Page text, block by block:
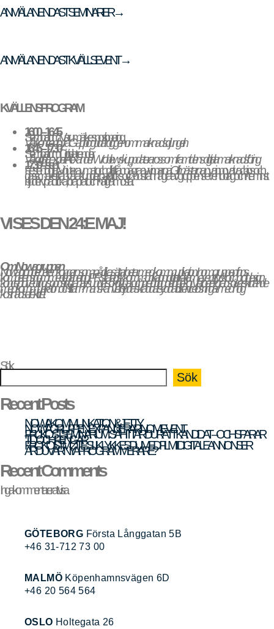
ANMÄLAN ENDAST SEMINARIER →
ANMÄLAN ENDAST KVÄLLSEVENT →
KVÄLLENS PROGRAM
16.00 – 16.45
Seminarium Varumärkespositionering.
Vår konceptbyrå Gappio guidar dig genom marknadsdjungeln.
16.45 – 17.30
Seminarium Digitala trender.
Vår digitala expert Alexander Wroblewski uppdaterar oss om framtidens digitala marknadsföring.
17.30 – sent
Festen börjar. Vi njuter av mat och grillat från några av vinnarna iGrillmästarna, nya innovativa chips och
glassmaker från våra kunder, partytricks och bus från några av gruppens eventbolag och inte minst
bjuder vi på dricka, bra prat och härlig atmosfär.
VI SES DEN 24:E MAJ!
Om Nowagruppen
Nowagruppen är en koncern som på olika sätt arbetar med kommunikation. Inom gruppen finns
kompetens inom medieplanering, PR, strategisk kommunikation, digitalt, reklam, event, tryck och profil, design,
konceptutveckling, sponsring, analys undersökningar, och inredning och dekor. Vi arbetar gränsöverskridande
med kommunikation och tillsammans kan vi erbjuda skräddarsydda fullservicelösningar med hög
kostnadseffektivitet.
Sök
Sök
Recent Posts
NOWA KOMMUNIKATION & JETTY
NOWAGRUPPEN EXPANDERAR INOM EVENT
FRUKOSTSEMINARIUM: SÅ HITTAR DU RÄTT KANDIDAT – OCH SPARAR
TID OCH PENGAR
FROKOSTMØTE: SLIK LYKKES DU MED FILM I DIGITALE ANNONSER
ÄR DU VÅR NYA PROGRAMMERARE?
Recent Comments
Inga kommentarer att visa.
GÖTEBORG Första Långgatan 5B
+46 31-712 73 00
MALMÖ Köpenhamnsvägen 6D
+46 20 564 564
OSLO Holtegata 26